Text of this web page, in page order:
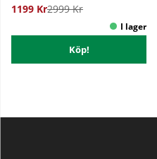
1199 Kr2999 Kr
Köp!